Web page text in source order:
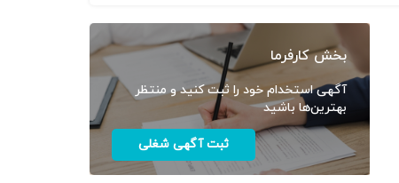
بخش کارفرما
آگهی استخدام خود را ثبت کنید و منتظر
بهترین‌ها باشید
ثبت آگهی شغلی